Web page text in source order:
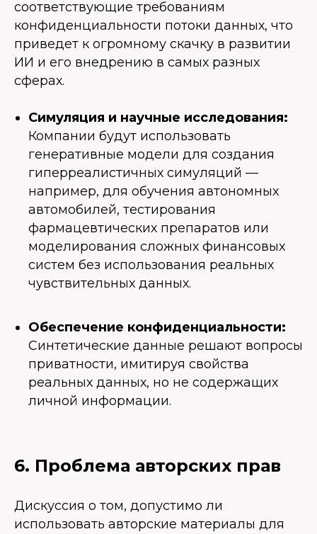
соответствующие требованиям
конфиденциальности потоки данных, что
приведет к огромному скачку в развитии
ИИ и его внедрению в самых разных
сферах.
Симуляция и научные исследования:
Компании будут использовать
генеративные модели для создания
гиперреалистичных симуляций —
например, для обучения автономных
автомобилей, тестирования
фармацевтических препаратов или
моделирования сложных финансовых
систем без использования реальных
чувствительных данных.
Обеспечение конфиденциальности:
Синтетические данные решают вопросы
приватности, имитируя свойства
реальных данных, но не содержащих
личной информации.
6. Проблема авторских прав
Дискуссия о том, допустимо ли
использовать авторские материалы для